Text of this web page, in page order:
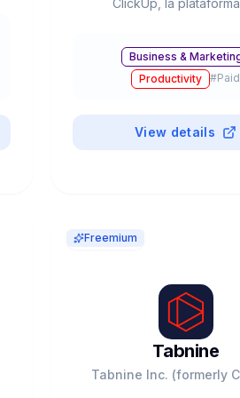
ClickUp, la
proyectos, docs y
Fundada 2017. $4B
Business &
Productivity #Paid
View details
Freemium
Tabnine
Tabnine Inc. (formerly